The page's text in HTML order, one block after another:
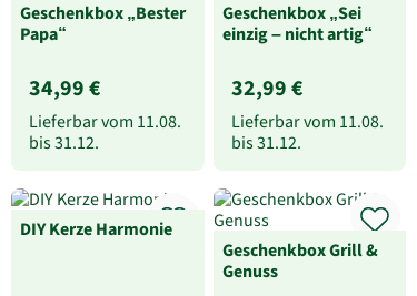
Geschenkbox „Bester
Papa“
34,99 €
Lieferbar vom 11.08.
bis31.12.
Geschenkbox „Sei
einzig – nicht artig“
32,99 €
Lieferbar vom 11.08.
bis31.12.
DIY Kerze Harmonie
Geschenkbox Grill &
Genuss